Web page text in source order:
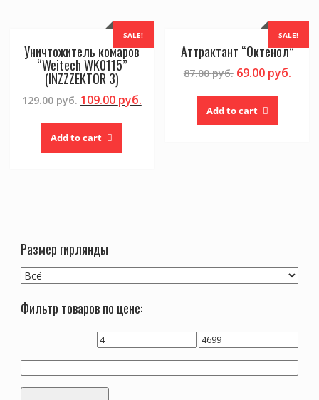
SALE!
Уничтожитель комаров
“Weitech WK0115”
(INZZZEKTOR 3)
129.00руб. 109.00 руб.
Add to cart
SALE!
Аттрактант “Октенол”
87.00руб. 69.00 руб.
Add to cart
Размер гирлянды
Фильтр товаров по цене: